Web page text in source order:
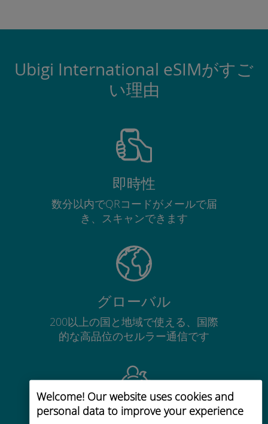
Welcome! Our website uses cookies and
personal data to improve your experience
Ubigi International eSIMがすご
い理由
即時性
数分以内でQRコードがメールで届
き、スキャンできます
グローバル
200以上の国と地域で使える、国際
的な高品位のセルラー通信です
コストパフォーマンス